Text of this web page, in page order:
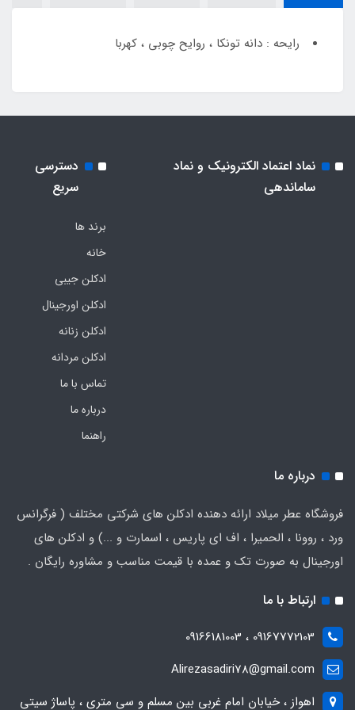
رایحه : دانه تونکا ، روایح چوبی ، کهربا
نماد اعتماد الکترونیک و نماد
ساماندهی
دسترسی
سریع
برند ها
خانه
ادکلن جیبی
ادکلن اورجینال
ادکلن زنانه
ادکلن مردانه
تماس با ما
درباره ما
راهنما
درباره ما
فروشگاه عطر میلاد ارائه دهنده ادکلن های شرکتی مختلف ( فرگرانس
ورد ، روونا ، الحمیرا ، اف ای پاریس ، اسمارت و ...) و ادکلن های
اورجینال به صورت تک و عمده با قیمت مناسب و مشاوره رایگان .
ارتباط با ما
09167772103 ، 09166181003
Alirezasadiri78@gmail.com
اهواز ، خیابان امام غربی بین مسلم و سی متری ، پاساژ سیتی